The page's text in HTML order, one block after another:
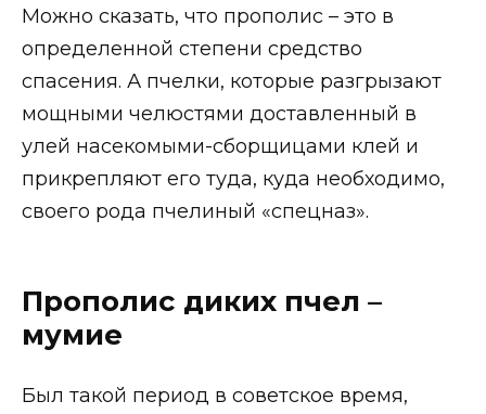
Можно сказать, что прополис – это в
определенной степени средство
спасения. А пчелки, которые разгрызают
мощными челюстями доставленный в
улей насекомыми-сборщицами клей и
прикрепляют его туда, куда необходимо,
своего рода пчелиный «спецназ».
Прополис диких пчел –
мумие
Был такой период в советское время,